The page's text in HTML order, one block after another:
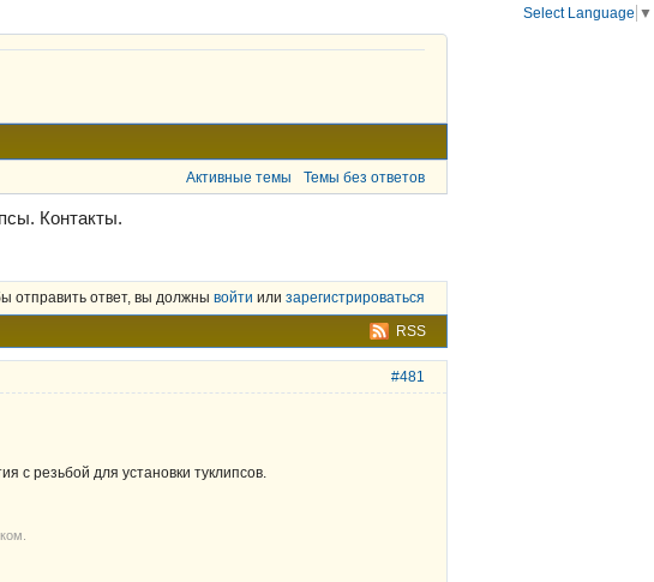
Активные темы Темы без ответов
Контакты.
отправить ответ, вы должны войти или зарегистрироваться
RSS
#481
с резьбой для установки туклипсов.
Select Language ▼